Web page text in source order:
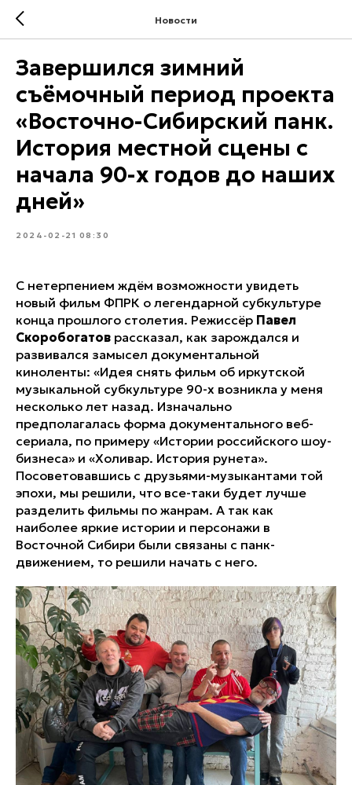
Новости
Завершился зимний
съёмочный период проекта
«Восточно-Сибирский панк.
История местной сцены с
начала 90-х годов до наших
дней»
2024-02-21 08:30
С нетерпением ждём возможности увидеть
новый фильм ФПРК о легендарной субкультуре
конца прошлого столетия. Режиссёр Павел
Скоробогатов рассказал, как зарождался и
развивался замысел документальной
киноленты: «Идея снять фильм об иркутской
музыкальной субкультуре 90-х возникла у меня
несколько лет назад. Изначально
предполагалась форма документального веб-
сериала, по примеру «Истории российского шоу-
бизнеса» и «Холивар. История рунета».
Посоветовавшись с друзьями-музыкантами той
эпохи, мы решили, что все-таки будет лучше
разделить фильмы по жанрам. А так как
наиболее яркие истории и персонажи в
Восточной Сибири были связаны с панк-
движением, то решили начать с него.